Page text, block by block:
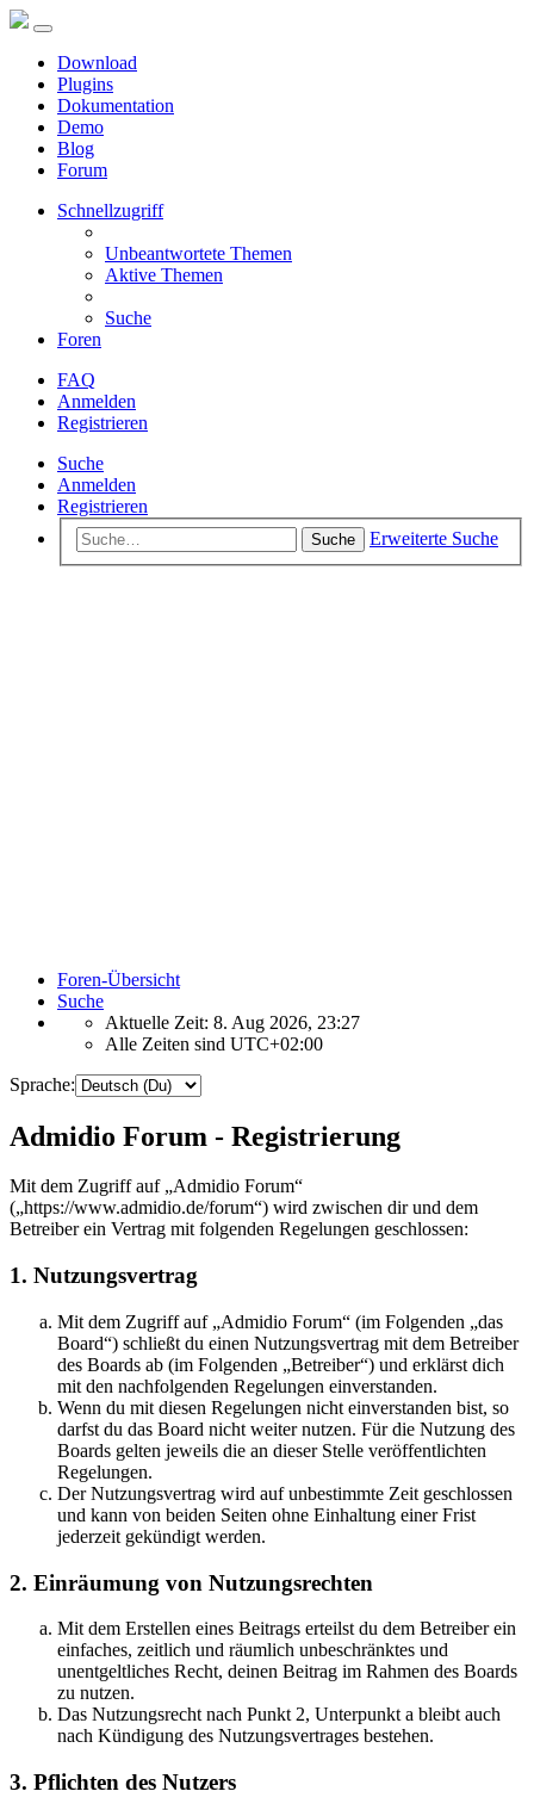
Download
Plugins
Dokumentation
Demo
Blog
Forum
Schnellzugriff
Unbeantwortete Themen
Aktive Themen
Suche
Foren
FAQ
Anmelden
Registrieren
Suche
Anmelden
Registrieren
Suche Erweiterte Suche
Foren-Übersicht
Suche
Aktuelle Zeit: 8. Aug 2026, 23:27
Alle Zeiten sind UTC+02:00
Sprache:
Admidio Forum - Registrierung
Mit dem Zugriff auf „Admidio Forum“
(„https://www.admidio.de/forum“) wird zwischen dir und dem
Betreiber ein Vertrag mit folgenden Regelungen geschlossen:
1. Nutzungsvertrag
Mit dem Zugriff auf „Admidio Forum“ (im Folgenden „das
Board“) schließt du einen Nutzungsvertrag mit dem Betreiber
des Boards ab (im Folgenden „Betreiber“) und erklärst dich
mit den nachfolgenden Regelungen einverstanden.
Wenn du mit diesen Regelungen nicht einverstanden bist, so
darfst du das Board nicht weiter nutzen. Für die Nutzung des
Boards gelten jeweils die an dieser Stelle veröffentlichten
Regelungen.
Der Nutzungsvertrag wird auf unbestimmte Zeit geschlossen
und kann von beiden Seiten ohne Einhaltung einer Frist
jederzeit gekündigt werden.
2. Einräumung von Nutzungsrechten
Mit dem Erstellen eines Beitrags erteilst du dem Betreiber ein
einfaches, zeitlich und räumlich unbeschränktes und
unentgeltliches Recht, deinen Beitrag im Rahmen des Boards
zu nutzen.
Das Nutzungsrecht nach Punkt 2, Unterpunkt a bleibt auch
nach Kündigung des Nutzungsvertrages bestehen.
3. Pflichten des Nutzers